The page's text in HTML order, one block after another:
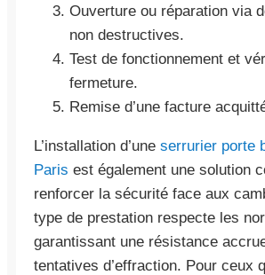
Ouverture ou réparation via
non destructives.
Test de fonctionnement et
fermeture.
Remise d’une facture
L’installation d’une serrurier porte
Paris est également une solution
renforcer la sécurité face aux
type de prestation respecte les
garantissant une résistance
tentatives d’effraction. Pour ceux